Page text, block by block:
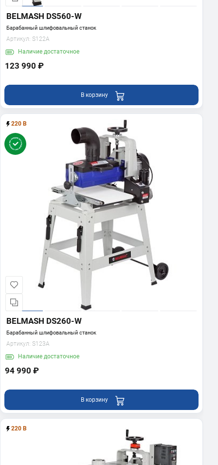
BELMASH DS560-W
Барабанный шлифовальный станок
Артикул: S122A
Наличие достаточное
123 990 ₽
В корзину
220 В
BELMASH DS260-W
Барабанный шлифовальный станок
Артикул: S123A
Наличие достаточное
94 990 ₽
В корзину
220 В